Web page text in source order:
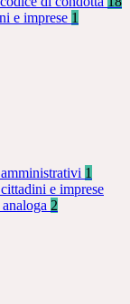
e imprese 1
1
e imprese
2